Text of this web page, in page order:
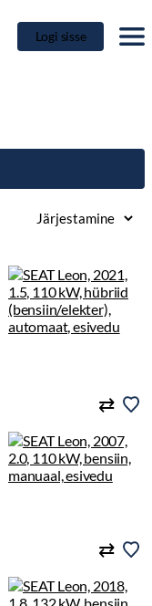
Logi sisse